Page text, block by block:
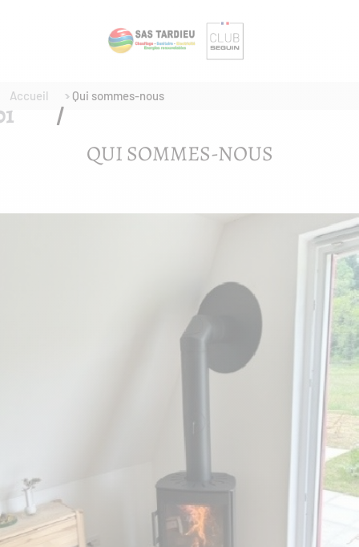
Accueil Qui sommes-nous
QUI SOMMES-NOUS